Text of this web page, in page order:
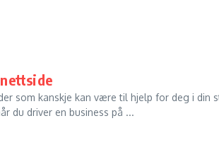
som kanskje kan være til hjelp for deg i din
du driver en business på ...